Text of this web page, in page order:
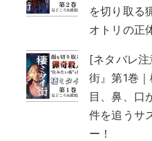
を切り取る
オトリの正
[ネタバレ注
街』第1巻
目、鼻、口
件を追うサ
ー！